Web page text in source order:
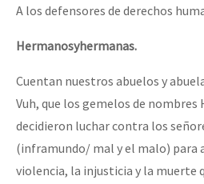
A los defensores de derechos
Hermanosyhermanas.
Cuentan nuestros abuelos y
Vuh, que los gemelos de nombres
decidieron luchar contra los
(inframundo/ mal y el malo) para
violencia, la injusticia y la muerte